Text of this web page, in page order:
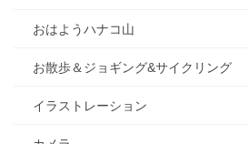
おはようハナコ山
お散歩＆ジョギング&サイクリング
イラストレーション